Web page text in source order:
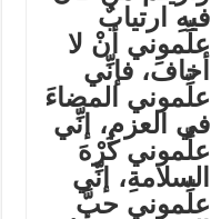
فيهِ ارتيابٌ
علِّموني أنْ لا
أخافَ، فإنِّي
علِّموني المضاءَ
في العزمِ، إنِّي
علِّموني كُرْهَ
السلامةِ، إنِّي
علِّموني حبَّ